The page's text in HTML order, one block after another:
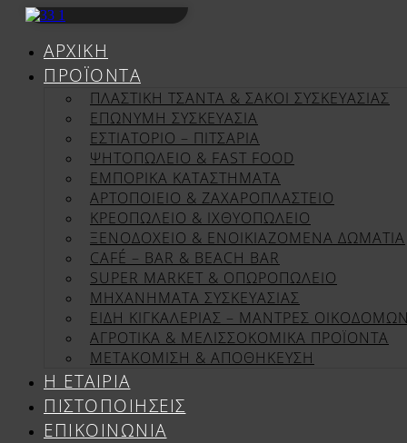
Μετάβαση
περιεχόμενοΑΡΧΙΚΉ
ΠΡΟΪΌΝΤΑ
ΠΛΑΣΤΙΚΗ ΤΣΑΝΤΑ & ΣΑΚΟΙ ΣΥΣΚΕΥΑΣΙΑΣ
ΕΠΏΝΥΜΗ ΣΥΣΚΕΥΑΣΊΑ
ΕΣΤΙΑΤΟΡΙΟ – ΠΙΤΣΑΡΙΑ
ΨΗΤΟΠΩΛΕΙΟ & FAST FOOD
ΕΜΠΟΡΙΚΑ ΚΑΤΑΣΤΗΜΑΤΑ
ΑΡΤΟΠΟΙΕΙΟ & ΖΑΧΑΡΟΠΛΑΣΤΕΙΟ
ΚΡΕΟΠΩΛΕΙΟ & ΙΧΘΥΟΠΩΛΕΙΟ
ΞΕΝΟΔΟΧΕΙΟ & ΕΝΟΙΚΙΑΖΟΜΕΝΑ ΔΩΜΑΤΙΑ
CAFÉ – BAR & BEACH BAR
SUPER MARKET & ΟΠΩΡΟΠΩΛΕΙΟ
ΜΗΧΑΝΗΜΑΤΑ ΣΥΣΚΕΥΑΣΙΑΣ
ΕΙΔΗ ΚΙΓΚΑΛΕΡΙΑΣ – ΜΑΝΤΡΕΣ
ΑΓΡΟΤΙΚΑ & ΜΕΛΙΣΣΟΚΟΜΙΚΑ ΠΡΟΪΟΝΤΑ
ΜΕΤΑΚΟΜΙΣΗ & ΑΠΟΘΗΚΕΥΣΗ
Η ΕΤΑΙΡΊΑ
ΠΙΣΤΟΠΟΙΉΣΕΙΣ
ΕΠΙΚΟΙΝΩΝΊΑ